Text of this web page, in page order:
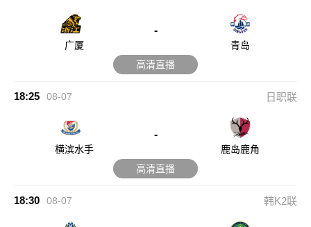
广厦
-
青岛
高清直播
18:25 08-07 日职联
横滨水手
-
鹿岛鹿角
高清直播
18:30 08-07 韩K2联